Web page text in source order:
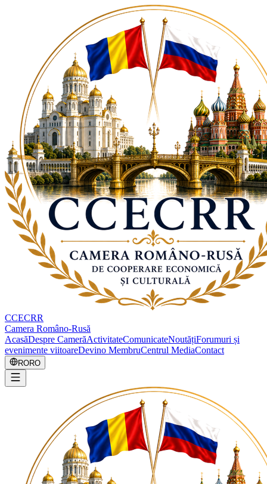
CCECRR
Camera Româno-Rusă
AcasăDespre CamerăActivitateComunicateNoutățiForumuri și
evenimente viitoareDevino MembruCentrul MediaContact
RORO